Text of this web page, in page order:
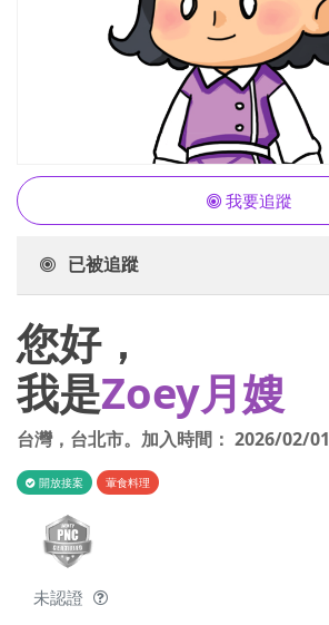
我要追蹤
已被追蹤
您好，
我是Zoey月嫂
台灣， 台北市。加入時間： 2026/02/01
開放接案 葷食料理
未認證